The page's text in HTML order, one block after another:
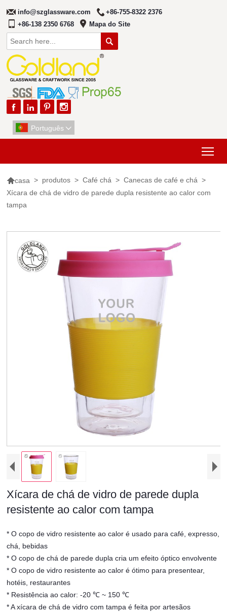
info@szglassware.com
+86-755-8322 2376
+86-138 2350 6768
Mapa do Site

   
Português 
casa > produtos > Café chá > Canecas de café e chá >
Xícara de chá de vidro de parede dupla resistente ao calor com
tampa
Xícara de chá de vidro de parede dupla
resistente ao calor com tampa
* O copo de vidro resistente ao calor é usado para café, expresso,
chá, bebidas
* O copo de chá de parede dupla cria um efeito óptico envolvente
* O copo de vidro resistente ao calor é ótimo para presentear,
hotéis, restaurantes
* Resistência ao calor: -20 ℃ ~ 150 ℃
* A xícara de chá de vidro com tampa é feita por artesãos